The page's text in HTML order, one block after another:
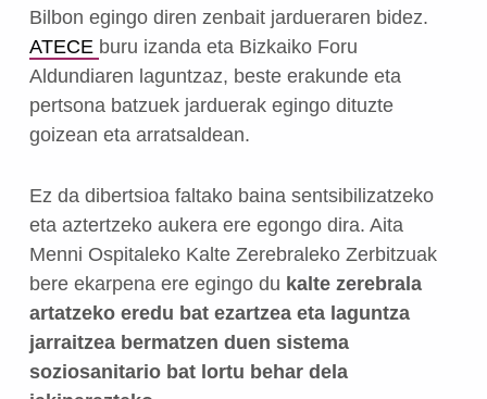
Bilbon egingo diren zenbait jardueraren bidez.
ATECE buru izanda eta Bizkaiko Foru
Aldundiaren laguntzaz, beste erakunde eta
pertsona batzuek jarduerak egingo dituzte
goizean eta arratsaldean.
Ez da dibertsioa faltako baina sentsibilizatzeko
eta aztertzeko aukera ere egongo dira. Aita
Menni Ospitaleko Kalte Zerebraleko Zerbitzuak
bere ekarpena ere egingo du kalte zerebrala
artatzeko eredu bat ezartzea eta laguntza
jarraitzea bermatzen duen sistema
soziosanitario bat lortu behar dela